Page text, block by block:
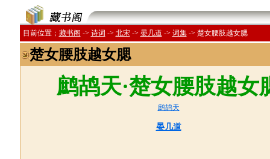
目前位置； 藏书阁 -> 诗词 -> 北宋 -> 晏几道 -> 词集 -> 楚女腰肢越女腮
楚女腰肢越女腮
鹧鸪天·楚女腰肢越女
鹧鸪天
晏几道